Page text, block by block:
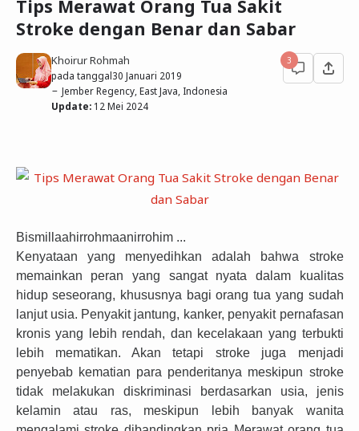
Healthy
Tips Merawat Orang Tua Sakit
Stroke dengan Benar dan Sabar
Khoirur Rohmah
pada tanggal30 Januari 2019
Jember Regency, East Java, Indonesia
Update: 12 Mei 2024
3
Bismillaahirrohmaanirrohim ...
Kenyataan yang menyedihkan adalah bahwa stroke
memainkan peran yang sangat nyata dalam kualitas
hidup seseorang, khususnya bagi orang tua yang sudah
lanjut usia. Penyakit jantung, kanker, penyakit pernafasan
kronis yang lebih rendah, dan kecelakaan yang terbukti
lebih mematikan. Akan tetapi stroke juga menjadi
penyebab kematian para penderitanya meskipun stroke
tidak melakukan diskriminasi berdasarkan usia, jenis
kelamin atau ras, meskipun lebih banyak wanita